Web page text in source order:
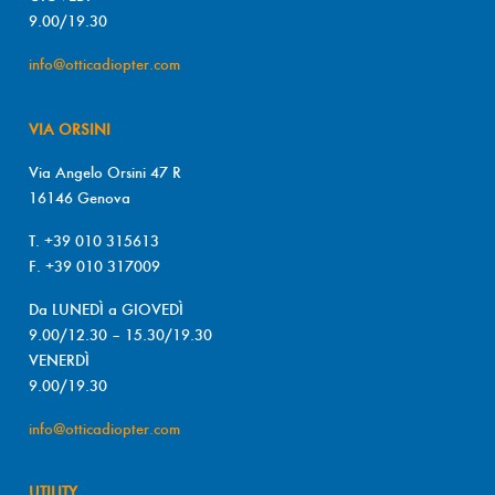
9.00/19.30
info@otticadiopter.com
VIA ORSINI
Via Angelo Orsini 47 R
16146 Genova
T. +39 010 315613
F. +39 010 317009
Da LUNEDÌ a GIOVEDÌ
9.00/12.30 – 15.30/19.30
VENERDÌ
9.00/19.30
info@otticadiopter.com